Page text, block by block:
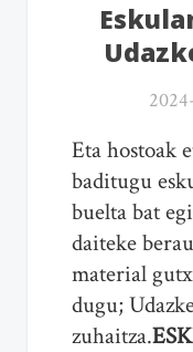
Eta hostoak
baditugu
buelta bat
daiteke
material
dugu;
zuhaitza.